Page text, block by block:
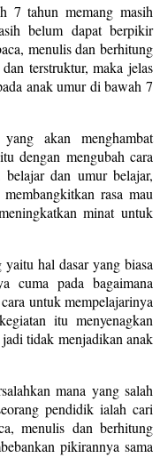
7 tahun memang masih
belum dapat berpikir
menulis dan berhitung
terstruktur, maka jelas
anak umur di bawah 7
akan menghambat
dengan mengubah cara
dan umur belajar,
rasa mau
minat untuk
hal dasar yang biasa
cuma pada bagaimana
untuk mempelajarinya
itu menyenagkan
tidak menjadikan anak
mana yang salah
pendidik ialah cari
menulis dan berhitung
pikirannya sama